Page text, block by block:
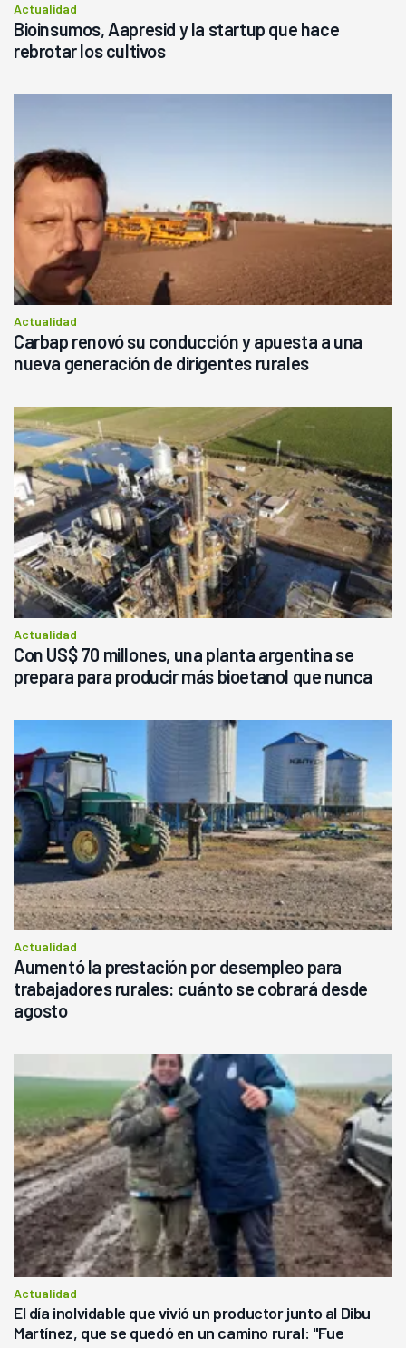
Actualidad
Bioinsumos, Aapresid y la startup que hace
rebrotar los cultivos
Actualidad
Carbap renovó su conducción y apuesta a una
nueva generación de dirigentes rurales
Actualidad
Con US$ 70 millones, una planta argentina se
prepara para producir más bioetanol que nunca
Actualidad
Aumentó la prestación por desempleo para
trabajadores rurales: cuánto se cobrará desde
agosto
Actualidad
El día inolvidable que vivió un productor junto al Dibu
Martínez, que se quedó en un camino rural: "Fue